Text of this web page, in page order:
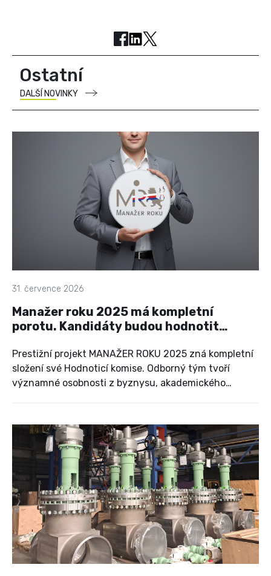
Ostatní
DALŠÍ NOVINKY
31. července 2026
Manažer roku 2025 má kompletní
porotu. Kandidáty budou hodnotit
managementu
Prestižní projekt MANAŽER ROKU 2025 zná kompletní
složení své Hodnoticí komise. Odborný tým tvoří
významné osobnosti z byznysu, akademického
kteří s projektem spolupracují dlouhodobě a přinášejí
do hodnocení své zkušenosti z předchozích ročníků,
letos zasednou v komisi také nové osobnosti.